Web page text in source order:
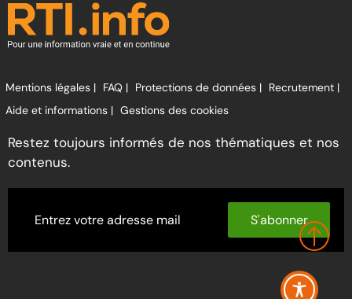
Mentions légales | FAQ | Protections de données | Recrutement |
Aide et informations | Gestions des cookies
Restez toujours informés de nos thématiques et nos
contenus.
S'abonner